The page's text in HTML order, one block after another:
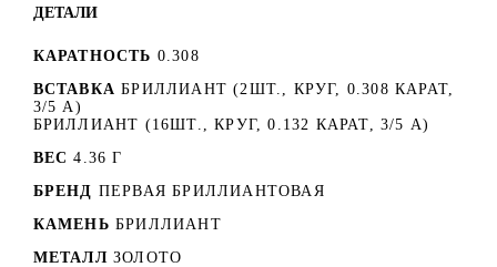
ДЕТАЛИ
КАРАТНОСТЬ 0.308
ВСТАВКА БРИЛЛИАНТ (2ШТ., КРУГ, 0.308 КАРАТ,
3/5 А)
БРИЛЛИАНТ (16ШТ., КРУГ, 0.132 КАРАТ, 3/5 А)
ВЕС 4.36 Г
БРЕНД ПЕРВАЯ БРИЛЛИАНТОВАЯ
КАМЕНЬ БРИЛЛИАНТ
МЕТАЛЛ ЗОЛОТО